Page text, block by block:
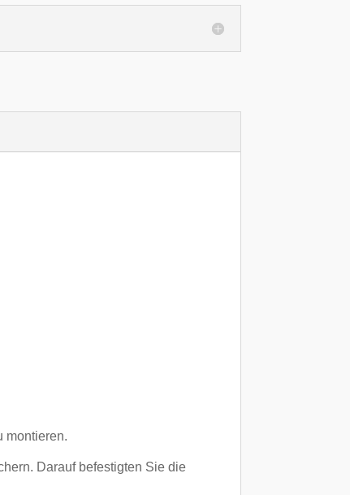
montieren.
Darauf befestigten Sie die